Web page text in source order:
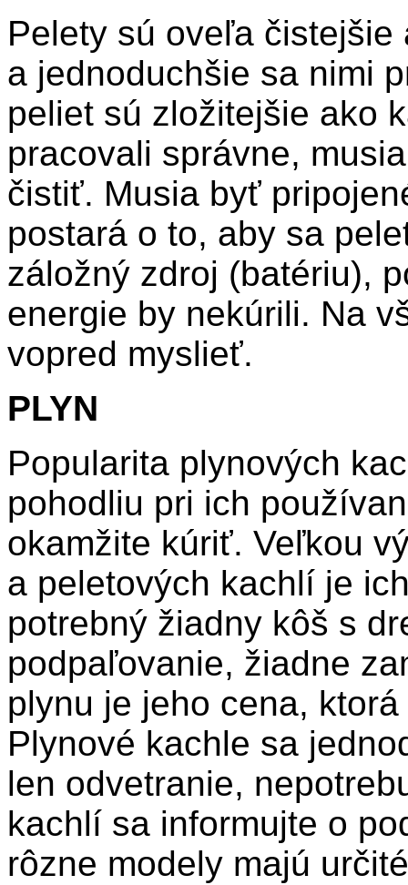
Pelety sú oveľa
a jednoduchšie sa nimi
peliet sú zložitejšie ako
pracovali správne,
čistiť. Musia byť
postará o to, aby sa
záložný zdroj (batériu),
energie by nekúrili. Na
vopred myslieť.
PLYN
Popularita plynových
pohodliu pri ich
okamžite kúriť. Veľkou
a peletových kachlí je
potrebný žiadny kôš s
podpaľovanie, žiadne
plynu je jeho cena,
Plynové kachle sa
len odvetranie,
kachlí sa informujte o
rôzne modely majú